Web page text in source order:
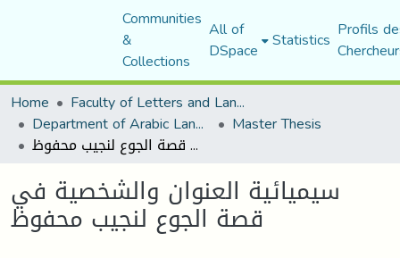
Communities
&
Collections
All of
DSpace Statistics Profils
Home
Faculty of Letters and Languages
Department of Arabic Language and Literature Master Thesis
سيميائية العنوان والشخصية في قصة الجوع لنجيب محفوظ
سيميائية العنوان والشخصية في
قصة الجوع لنجيب محفوظ